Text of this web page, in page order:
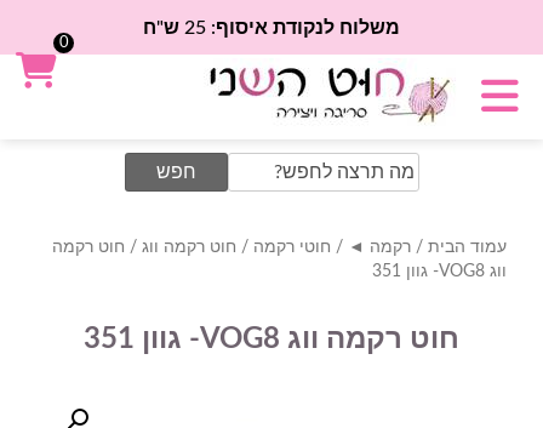
משלוח לנקודת איסוף: 25 ש"ח
Search
for:
עמוד הבית / רקמה ◄ / חוטי רקמה / חוט רקמה ווג / חוט רקמה
ווג VOG8- גוון 351
חוט רקמה ווג VOG8- גוון 351
0